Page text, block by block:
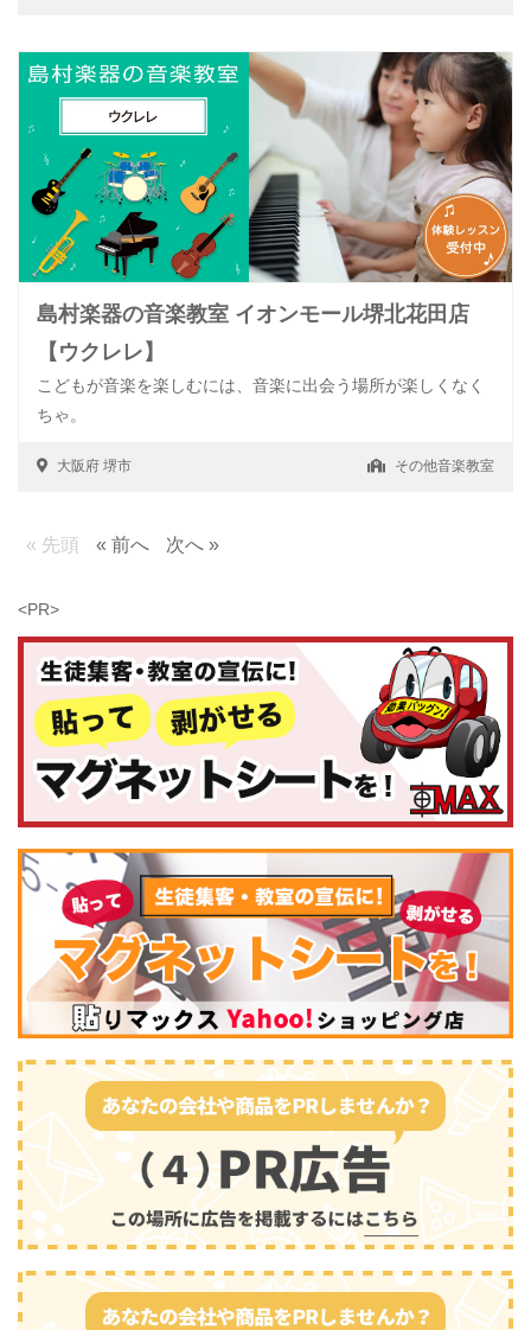
島村楽器の音楽教室 イオンモール堺北花田店
【ウクレレ】
こどもが音楽を楽しむには、音楽に出会う場所が楽しくなく
ちゃ。
大阪府 堺市 その他音楽教室
« 先頭 « 前へ 次へ »
<PR>